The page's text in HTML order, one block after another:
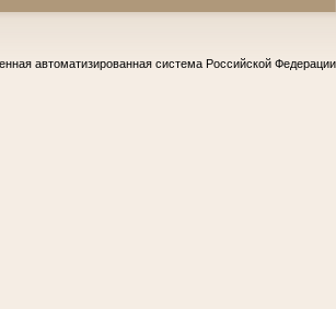
автоматизированная система Российской